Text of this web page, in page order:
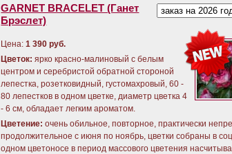
GARNET BRACELET (Ганет
Брэслет)
Цена:1 390 руб.
Цветок:ярко красно-малиновый с белым
центром и серебристой обратной стороной
лепестка, розетковидный, густомахровый, 60 -
80 лепестков в одном цветке, диаметр цветка 4
- 6 см, обладает легким ароматом.
Цветение: очень обильное, повторное, практически
продолжительное с июня по ноябрь, цветки собраны в
одном цветоносе в период массового цветения